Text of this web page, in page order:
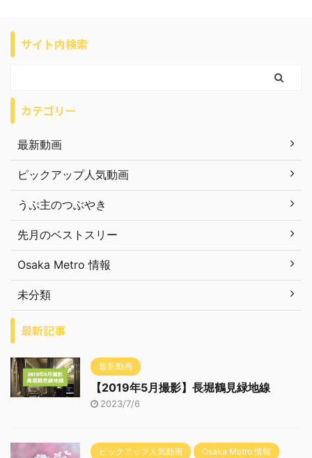
サイト内検索
カテゴリー
最新動画
ピックアップ人気動画
うぷ主のつぶやき
先月のベストスリー
Osaka Metro 情報
未分類
最新記事
最新動画
【2019年5月撮影】長堀鶴見緑地線
2023/7/6
ピックアップ人気動画 Osaka Metro 情報